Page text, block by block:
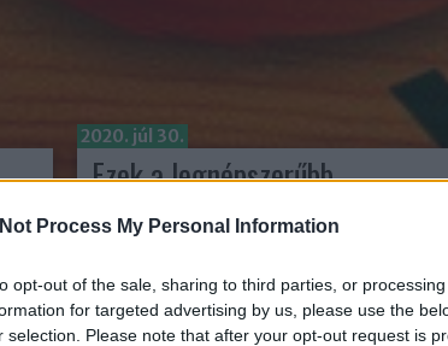
Process My Personal Information
opt-out of the sale, sharing to third parties, or
for targeted advertising by us, please use the
selection. Please note that after your opt-out request is
2020. júl 30.
Ezek a legnépszerűbb
hangulatjelek a közösségi
médiában